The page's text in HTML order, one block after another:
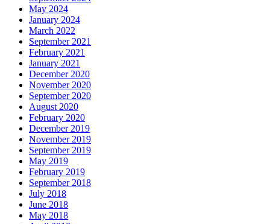
May 2024
January 2024
March 2022
September 2021
February 2021
January 2021
December 2020
November 2020
September 2020
August 2020
February 2020
December 2019
November 2019
September 2019
May 2019
February 2019
September 2018
July 2018
June 2018
May 2018